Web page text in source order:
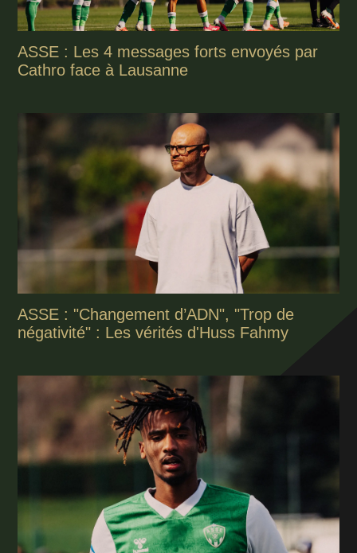
ASSE : Les 4 messages forts envoyés par
Cathro face à Lausanne
ASSE : "Changement d’ADN", "Trop de
négativité" : Les vérités d'Huss Fahmy